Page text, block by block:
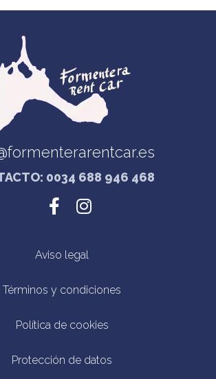
0034 688 946 468
Aviso legal
Términos y condiciones
Política de cookies
Protección de datos